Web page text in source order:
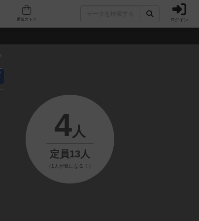
人気ボードゲーム ログイン
4人
定員13人
（1人が気になる！）